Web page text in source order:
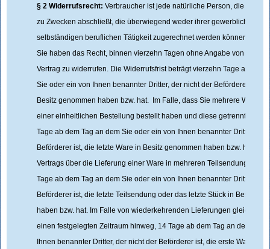
§ 2 Widerrufsrecht: Verbraucher ist jede natürliche Person, die ein
zu Zwecken abschließt, die überwiegend weder ihrer gewerblichen
selbständigen beruflichen Tätigkeit zugerechnet werden können.
Sie haben das Recht, binnen vierzehn Tagen ohne Angabe von
Vertrag zu widerrufen. Die Widerrufsfrist beträgt vierzehn Tage ab dem
Sie oder ein von Ihnen benannter Dritter, der nicht der Beförderer ist,
Besitz genommen haben bzw. hat. Im Falle, dass Sie mehrere Waren
einer einheitlichen Bestellung bestellt haben und diese getrennt
Tage ab dem Tag an dem Sie oder ein von Ihnen benannter Dritter, der
Beförderer ist, die letzte Ware in Besitz genommen haben bzw. hat. Im
Vertrags über die Lieferung einer Ware in mehreren Teilsendungen
Tage ab dem Tag an dem Sie oder ein von Ihnen benannter Dritter, der
Beförderer ist, die letzte Teilsendung oder das letzte Stück in Besitz
haben bzw. hat. Im Falle von wiederkehrenden Lieferungen
einen festgelegten Zeitraum hinweg, 14 Tage ab dem Tag an dem Sie
Ihnen benannter Dritter, der nicht der Beförderer ist, die erste Ware in